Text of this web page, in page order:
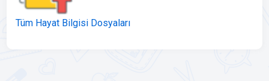
Tüm Hayat Bilgisi Dosyaları